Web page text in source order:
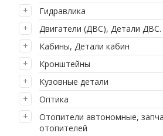
Гидравлика
Двигатели (ДВС), Детали ДВС.
Кабины, Детали кабин
Кронштейны
Кузовные детали
Оптика
Отопители автономные,
отопителей